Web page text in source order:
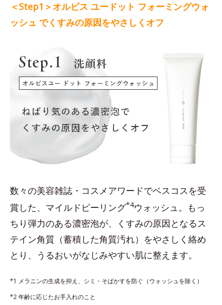
＜Step1＞オルビス ユードット フォーミングウォ
ッシュ でくすみの原因をやさしくオフ
数々の美容雑誌・コスメアワードでベスコスを受
賞した、マイルドピーリング*4ウォッシュ。もっ
ちり弾力のある濃密泡が、くすみの原因となるス
テイン角質（蓄積した角質汚れ）をやさしく絡め
とり、うるおいがなじみやすい肌に整えます。
*1 メラニンの生成を抑え、シミ・そばかすを防ぐ（ウォッシュを除く）
*2 年齢に応じたお手入れのこと